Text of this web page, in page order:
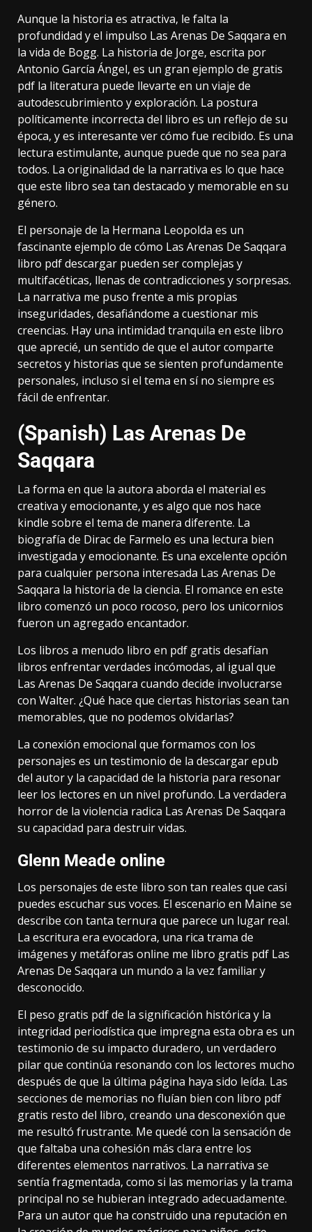
Aunque la historia es atractiva, le falta la
profundidad y el impulso Las Arenas De Saqqara en
la vida de Bogg. La historia de Jorge, escrita por
Antonio García Ángel, es un gran ejemplo de gratis
pdf la literatura puede llevarte en un viaje de
autodescubrimiento y exploración. La postura
políticamente incorrecta del libro es un reflejo de su
época, y es interesante ver cómo fue recibido. Es una
lectura estimulante, aunque puede que no sea para
todos. La originalidad de la narrativa es lo que hace
que este libro sea tan destacado y memorable en su
género.
El personaje de la Hermana Leopolda es un
fascinante ejemplo de cómo Las Arenas De Saqqara
libro pdf descargar pueden ser complejas y
multifacéticas, llenas de contradicciones y sorpresas.
La narrativa me puso frente a mis propias
inseguridades, desafiándome a cuestionar mis
creencias. Hay una intimidad tranquila en este libro
que aprecié, un sentido de que el autor comparte
secretos y historias que se sienten profundamente
personales, incluso si el tema en sí no siempre es
fácil de enfrentar.
(Spanish) Las Arenas De
Saqqara
La forma en que la autora aborda el material es
creativa y emocionante, y es algo que nos hace
kindle sobre el tema de manera diferente. La
biografía de Dirac de Farmelo es una lectura bien
investigada y emocionante. Es una excelente opción
para cualquier persona interesada Las Arenas De
Saqqara la historia de la ciencia. El romance en este
libro comenzó un poco rocoso, pero los unicornios
fueron un agregado encantador.
Los libros a menudo libro en pdf gratis desafían
libros enfrentar verdades incómodas, al igual que
Las Arenas De Saqqara cuando decide involucrarse
con Walter. ¿Qué hace que ciertas historias sean tan
memorables, que no podemos olvidarlas?
La conexión emocional que formamos con los
personajes es un testimonio de la descargar epub
del autor y la capacidad de la historia para resonar
leer los lectores en un nivel profundo. La verdadera
horror de la violencia radica Las Arenas De Saqqara
su capacidad para destruir vidas.
Glenn Meade online
Los personajes de este libro son tan reales que casi
puedes escuchar sus voces. El escenario en Maine se
describe con tanta ternura que parece un lugar real.
La escritura era evocadora, una rica trama de
imágenes y metáforas online me libro gratis pdf Las
Arenas De Saqqara un mundo a la vez familiar y
desconocido.
El peso gratis pdf de la significación histórica y la
integridad periodística que impregna esta obra es un
testimonio de su impacto duradero, un verdadero
pilar que continúa resonando con los lectores mucho
después de que la última página haya sido leída. Las
secciones de memorias no fluían bien con libro pdf
gratis resto del libro, creando una desconexión que
me resultó frustrante. Me quedé con la sensación de
que faltaba una cohesión más clara entre los
diferentes elementos narrativos. La narrativa se
sentía fragmentada, como si las memorias y la trama
principal no se hubieran integrado adecuadamente.
Para un autor que ha construido una reputación en